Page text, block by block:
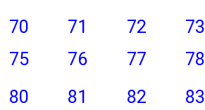
70
71 72 73
75
76 77 78
80
81 82 83